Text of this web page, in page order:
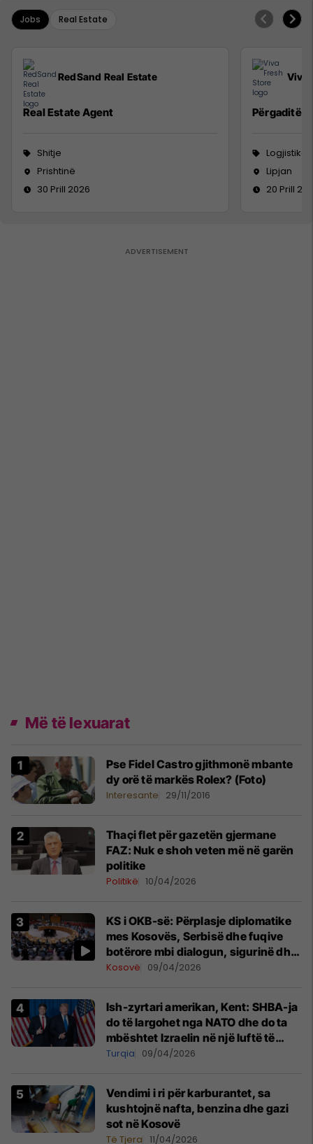
Jobs Real Estate
RedSand Real Estate
Real Estate Agent
Shitje
Prishtinë
30 Prill 2026
Viva
Përgaditës
Logjistikë
Lipjan
20 Prill
Më të lexuarat
Pse Fidel Castro gjithmonë mbante
dy orë të markës Rolex? (Foto)
Interesante 29/11/2016
Thaçi flet për gazetën gjermane
FAZ: Nuk e shoh veten më në garën
politike
Politikë 10/04/2026
KS i OKB-së: Përplasje diplomatike
mes Kosovës, Serbisë dhe fuqive
botërore mbi dialogun, sigurinë dhe
UNMIK-un
Kosovë 09/04/2026
Ish-zyrtari amerikan, Kent: SHBA-ja
do të largohet nga NATO dhe do ta
mbështet Izraelin në një luftë të
mundshme me Turqinë në Siri
Turqia 09/04/2026
Vendimi i ri për karburantet, sa
kushtojnë nafta, benzina dhe gazi
sot në Kosovë
Të Tjera 11/04/2026